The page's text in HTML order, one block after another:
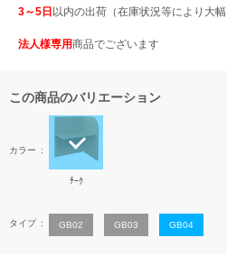
3～5日 以内の出荷（在庫状況等により大
法人様専用商品でございます
この商品のバリエーション
カラー
ﾁｰｸ
タイプ GB02 GB03 GB04